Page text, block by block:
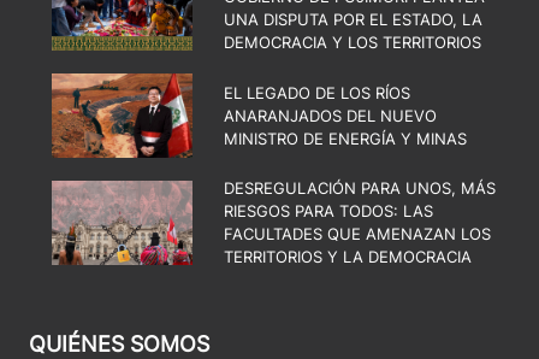
UNA DISPUTA POR EL ESTADO, LA
DEMOCRACIA Y LOS TERRITORIOS
EL LEGADO DE LOS RÍOS
ANARANJADOS DEL NUEVO
MINISTRO DE ENERGÍA Y MINAS
DESREGULACIÓN PARA UNOS, MÁS
RIESGOS PARA TODOS: LAS
FACULTADES QUE AMENAZAN LOS
TERRITORIOS Y LA DEMOCRACIA
QUIÉNES SOMOS